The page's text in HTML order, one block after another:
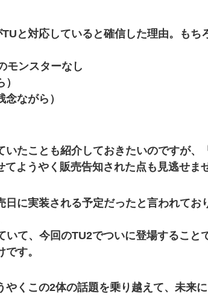
と対応していると確信した理由。もち
モンスターなし
ながら）
いたことも紹介しておきたいのですが、
ようやく販売告知された点も見逃せま
に実装される予定だったと言われてお
て、今回のTU2でついに登場すること
す。
くこの2体の話題を乗り越えて、未来